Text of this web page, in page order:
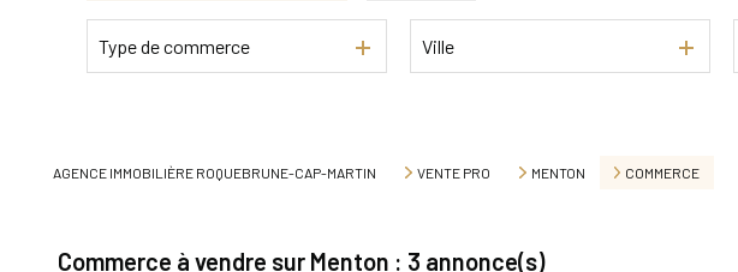
De l'ancien
Type de commerce Ville
AGENCE IMMOBILIÈRE ROQUEBRUNE-CAP-MARTIN VENTE PRO MENTON COMMERCE
Commerce à vendre sur Menton : 3 annonce(s)